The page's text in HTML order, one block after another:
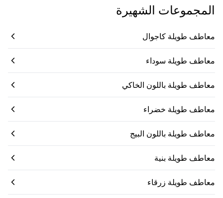
المجموعات الشهيرة
معاطف طويلة كاجوال
معاطف طويلة سوداء
معاطف طويلة باللون الخاكي
معاطف طويلة خضراء
معاطف طويلة باللون البيج
معاطف طويلة بنية
معاطف طويلة زرقاء